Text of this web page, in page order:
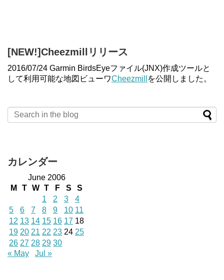
[NEW!]Cheezmillリリース
2016/07/24 Garmin BirdsEyeファイル(JNX)作成ツールと
して利用可能な地図ビューワCheezmill を公開しました。
カレンダー
June 2006
M
T W T F S
S
1
2 3
4
5
6 7 8 9 10 11
12 13 14 15 16 17 18
19 20 21 22 23 24 25
26 27 28 29 30
« May
Jul »